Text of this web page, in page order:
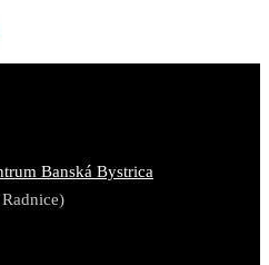
Banská Bystrica